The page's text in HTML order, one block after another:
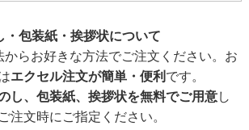
・包装紙・挨拶状について
らお好きな方法でご注文ください。お
エクセル注文が簡単・便利 です。
し、包装紙、挨拶状を無料でご用意し
注文時にご指定ください。